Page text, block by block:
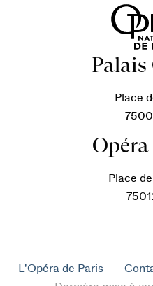
Place
Place
L'Opéra de Paris